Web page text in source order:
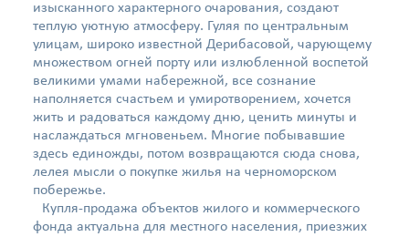
изысканного характерного очарования, создают
теплую уютную атмосферу. Гуляя по центральным
улицам, широко известной Дерибасовой, чарующему
множеством огней порту или излюбленной воспетой
великими умами набережной, все сознание
наполняется счастьем и умиротворением, хочется
жить и радоваться каждому дню, ценить минуты и
наслаждаться мгновеньем. Многие побывавшие
здесь единожды, потом возвращаются сюда снова,
лелея мысли о покупке жилья на черноморском
побережье.
Купля-продажа объектов жилого и коммерческого
фонда актуальна для местного населения, приезжих